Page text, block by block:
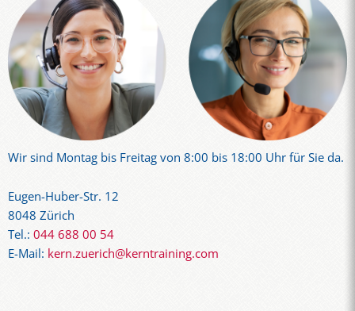
Wir sind Montag bis Freitag von 8:00 bis 18:00 Uhr für Sie da.
Eugen-Huber-Str. 12
8048 Zürich
Tel.: 044 688 00 54
E-Mail: kern.zuerich@kerntraining.com